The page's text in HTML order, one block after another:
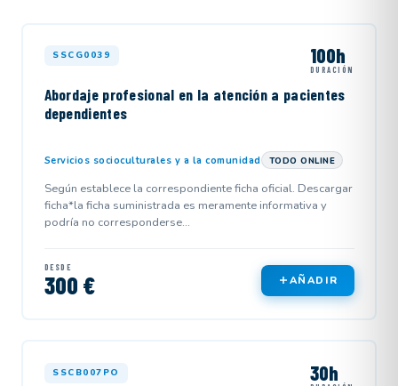
SSCG0039 100h
DURACIÓN
Abordaje profesional en la atención a pacientes
dependientes
Servicios socioculturales y a la comunidad TODO ONLINE
Según establece la correspondiente ficha oficial. Descargar
ficha*la ficha suministrada es meramente informativa y
podría no corresponderse...
DESDE
300 € AÑADIR
SSCB007PO 30h